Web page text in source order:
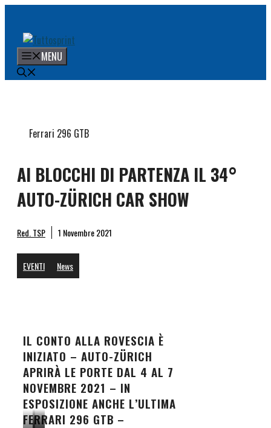
contenuto
MENU
AI BLOCCHI DI PARTENZA IL 34°
AUTO-ZÜRICH CAR SHOW
Red. TSP 1 Novembre 2021
EVENTI News
Ferrari 296 GTB
IL CONTO ALLA ROVESCIA È
INIZIATO – AUTO-ZÜRICH
APRIRÀ LE PORTE DAL 4 AL 7
NOVEMBRE 2021 – IN
ESPOSIZIONE ANCHE L’ULTIMA
FERRARI 296 GTB –